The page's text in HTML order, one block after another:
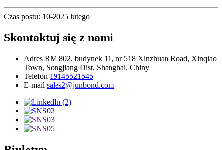
Czas postu: 10-2025 lutego
Skontaktuj się z nami
Adres RM 802, budynek 11, nr 518 Xinzhuan Road, Xinqiao
Town, Songjiang Dist, Shanghai, Chiny
Telefon 19145521545
E-mail sales2@junbond.com